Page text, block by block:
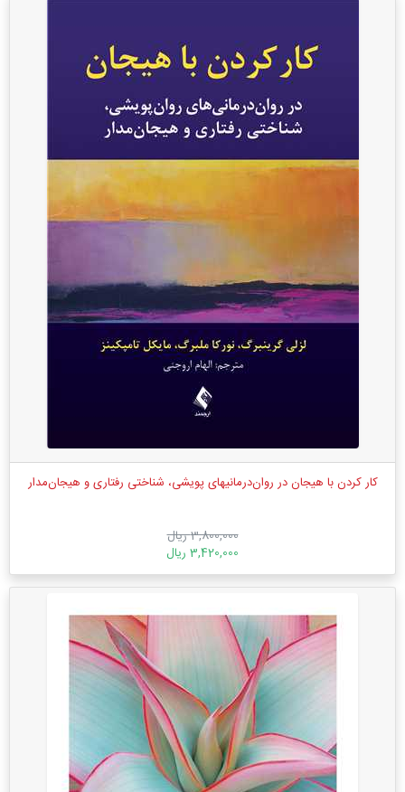
کار کردن با هیجان در روان‌درمانیهای پویشی، شناختی رفتاری و هیجان‌مدار
3,800,000 ریال
3,420,000 ریال